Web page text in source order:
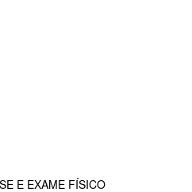
E EXAME FÍSICO